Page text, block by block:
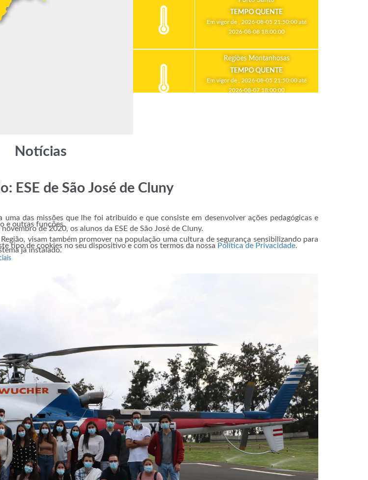
TEMPO QUENTE
Em vigor de , 2026-08-05 21:50:00 até
2026-08-08 18:00:00
Regiões Montanhosas
TEMPO QUENTE
Em vigor de , 2026-08-05 21:50:00 até
2026-08-07 18:00:00
Notícias
ESE de São José de Cluny
das missões que lhe foi atribuído e que consiste em desenvolver ações pedagógicas e
de 2020, os alunos da ESE de São José de Cluny.
visam também promover na população uma cultura de segurança sensibilizando para
já instalado.
e outras funções.
tipo de cookies no seu dispositivo e com os termos da nossa Política de Privacidade.